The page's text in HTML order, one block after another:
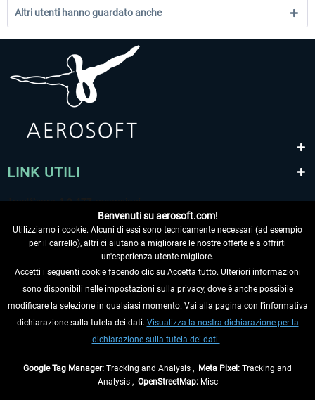
Altri utenti hanno guardato anche
LINK UTILI
RECEDERE DAL CONTRATTO
INFORMAZIONI
Benvenuti su aerosoft.com!
Utilizziamo i cookie. Alcuni di essi sono tecnicamente necessari (ad esempio
per il carrello), altri ci aiutano a migliorare le nostre offerte e a offrirti
un'esperienza utente migliore.
Accetti i seguenti cookie facendo clic su Accetta tutto. Ulteriori informazioni
sono disponibili nelle impostazioni sulla privacy, dove è anche possibile
modificare la selezione in qualsiasi momento. Vai alla pagina con l'informativa
dichiarazione sulla tutela dei dati. Visualizza la nostra dichiarazione per la
dichiarazione sulla tutela dei dati.
Google Tag Manager: Tracking and Analysis , Meta Pixel: Tracking and
Analysis , OpenStreetMap:Misc